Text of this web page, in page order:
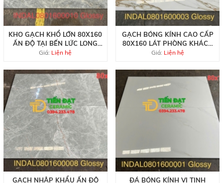
KHO GẠCH KHỔ LỚN 80X160
ẤN ĐỘ TẠI BẾN LỨC LONG
AN
Giá: Liện hệ
GẠCH BÓNG KÍNH CAO CẤP
80X160 LÁT PHÒNG KHÁCH
TRẮNG VÂN VÀNG
Giá: Liện hệ
GẠCH NHẬP KHẨU ẤN ĐỘ ĐÁ BÓNG KÍNH VI TINH